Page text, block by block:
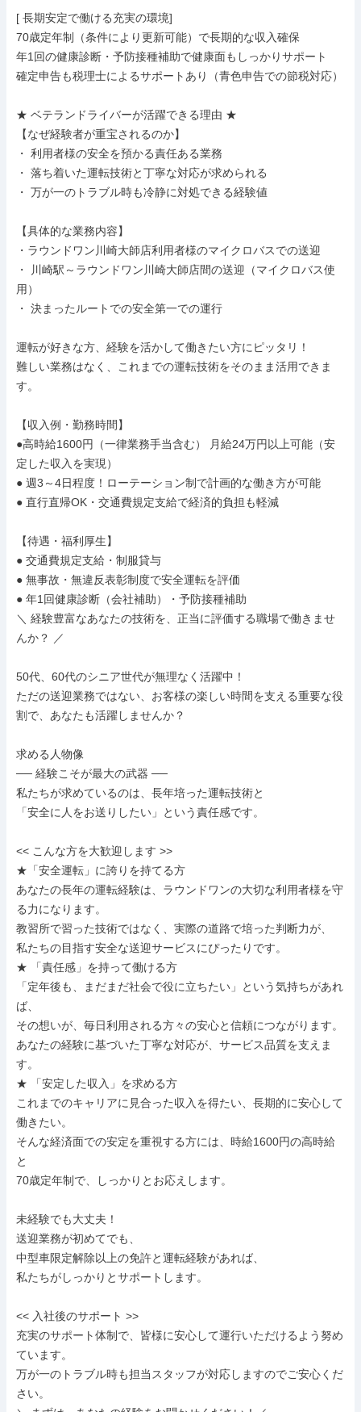
[ 長期安定で働ける充実の環境]
70歳定年制（条件により更新可能）で長期的な収入確保
年1回の健康診断・予防接種補助で健康面もしっかりサポート
確定申告も税理士によるサポートあり（青色申告での節税対応）
★ ベテランドライバーが活躍できる理由 ★
【なぜ経験者が重宝されるのか】
・ 利用者様の安全を預かる責任ある業務
・ 落ち着いた運転技術と丁寧な対応が求められる
・ 万が一のトラブル時も冷静に対処できる経験値
【具体的な業務内容】
・ラウンドワン川崎大師店利用者様のマイクロバスでの送迎
・ 川崎駅～ラウンドワン川崎大師店間の送迎（マイクロバス使
用）
・ 決まったルートでの安全第一での運行
運転が好きな方、経験を活かして働きたい方にピッタリ！
難しい業務はなく、これまでの運転技術をそのまま活用できま
す。
【収入例・勤務時間】
●高時給1600円（一律業務手当含む） 月給24万円以上可能（安
定した収入を実現）
● 週3～4日程度！ローテーション制で計画的な働き方が可能
● 直行直帰OK・交通費規定支給で経済的負担も軽減
【待遇・福利厚生】
● 交通費規定支給・制服貸与
● 無事故・無違反表彰制度で安全運転を評価
● 年1回健康診断（会社補助）・予防接種補助
＼ 経験豊富なあなたの技術を、正当に評価する職場で働きませ
んか？ ／
50代、60代のシニア世代が無理なく活躍中！
ただの送迎業務ではない、お客様の楽しい時間を支える重要な役
割で、あなたも活躍しませんか？
求める人物像
── 経験こそが最大の武器 ──
私たちが求めているのは、長年培った運転技術と
「安全に人をお送りしたい」という責任感です。
<< こんな方を大歓迎します >>
★「安全運転」に誇りを持てる方
あなたの長年の運転経験は、ラウンドワンの大切な利用者様を守
る力になります。
教習所で習った技術ではなく、実際の道路で培った判断力が、
私たちの目指す安全な送迎サービスにぴったりです。
★ 「責任感」を持って働ける方
「定年後も、まだまだ社会で役に立ちたい」という気持ちがあれ
ば、
その想いが、毎日利用される方々の安心と信頼につながります。
あなたの経験に基づいた丁寧な対応が、サービス品質を支えま
す。
★ 「安定した収入」を求める方
これまでのキャリアに見合った収入を得たい、長期的に安心して
働きたい。
そんな経済面での安定を重視する方には、時給1600円の高時給
と
70歳定年制で、しっかりとお応えします。
未経験でも大丈夫！
送迎業務が初めてでも、
中型車限定解除以上の免許と運転経験があれば、
私たちがしっかりとサポートします。
<< 入社後のサポート >>
充実のサポート体制で、皆様に安心して運行いただけるよう努め
ています。
万が一のトラブル時も担当スタッフが対応しますのでご安心くだ
さい。